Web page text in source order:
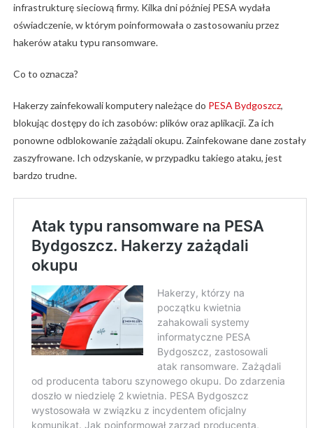
infrastrukturę sieciową firmy. Kilka dni później PESA wydała
oświadczenie, w którym poinformowała o zastosowaniu przez
hakerów ataku typu ransomware.
Co to oznacza?
Hakerzy zainfekowali komputery należące do PESA Bydgoszcz,
blokując dostępy do ich zasobów: plików oraz aplikacji. Za ich
ponowne odblokowanie zażądali okupu. Zainfekowane dane zostały
zaszyfrowane. Ich odzyskanie, w przypadku takiego ataku, jest
bardzo trudne.